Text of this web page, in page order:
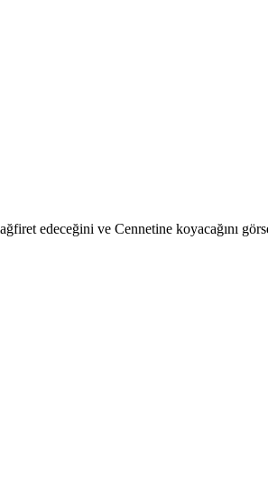
edeceğini ve Cennetine koyacağını